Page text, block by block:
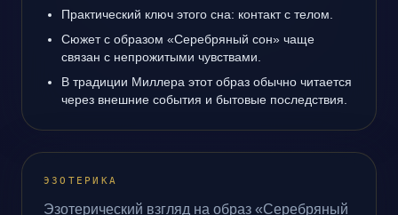
Практический ключ этого сна: контакт с телом.
Сюжет с образом «Серебряный сон» чаще
связан с непрожитыми чувствами.
В традиции Миллера этот образ обычно читается
через внешние события и бытовые последствия.
ЭЗОТЕРИКА
Эзотерический взгляд на образ «Серебряный